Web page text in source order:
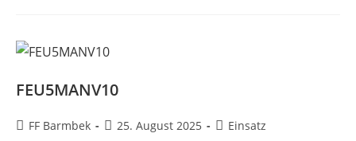
FEU5MANV10
Beitrags-
FF Barmbek
Beitrag
25. August 2025
Beitrags-
Einsatz